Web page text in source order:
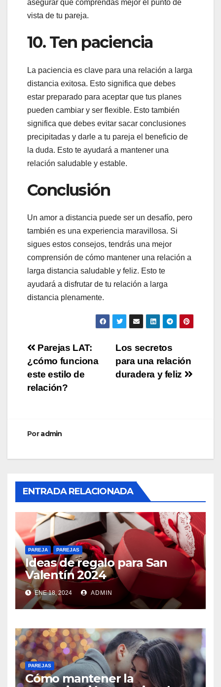
asegurar que comprendas mejor el punto de
vista de tu pareja.
10. Ten paciencia
La paciencia es clave para una relación a larga
distancia exitosa. Esto significa que debes
estar preparado para aceptar que tus planes
pueden cambiar y ser flexible. Esto también
significa que debes evitar sacar conclusiones
precipitadas y darle a tu pareja el beneficio de
la duda. Esto te ayudará a mantener una
relación saludable y estable.
Conclusión
Un amor a distancia puede ser un desafío, pero
también es una experiencia maravillosa. Si
sigues estos consejos, tendrás una mejor
comprensión de cómo mantener una relación a
larga distancia saludable y feliz. Esto te
ayudará a disfrutar de tu relación a larga
distancia plenamente.
Navegación
de
entradas
Los secretos
para una relación
duradera y feliz
Parejas LAT:
¿cómo funciona
este estilo de
relación?
Poradmin
ENTRADA RELACIONADA
PAREJA PAREJAS
Ideas de regalo para San
Valentín 2024
ENE 18, 2024 ADMIN
PAREJAS
Cómo mantener la